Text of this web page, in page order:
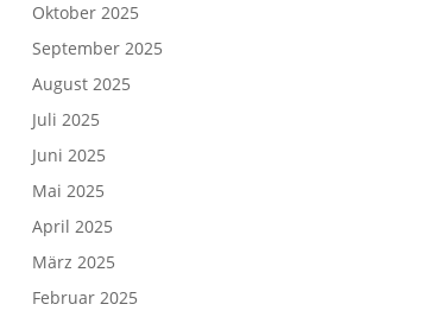
Oktober 2025
September 2025
August 2025
Juli 2025
Juni 2025
Mai 2025
April 2025
März 2025
Februar 2025